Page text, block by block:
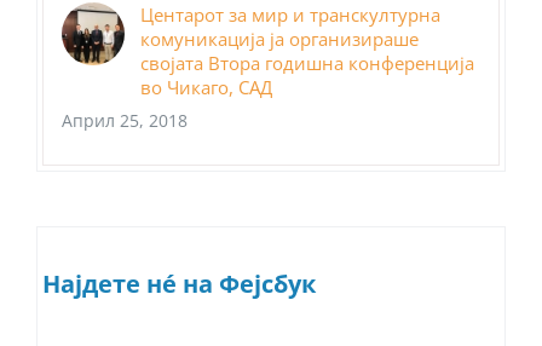
Центарот за мир и транскултурна
комуникација ја организираше
својата Втора годишна конференција
во Чикаго, САД
Април 25, 2018
Најдете нé на Фејсбук